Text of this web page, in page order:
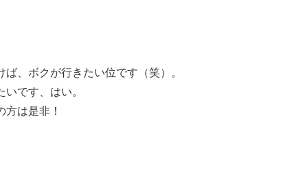
、ボクが行きたい位です（笑）。
です、はい。
方は是非！